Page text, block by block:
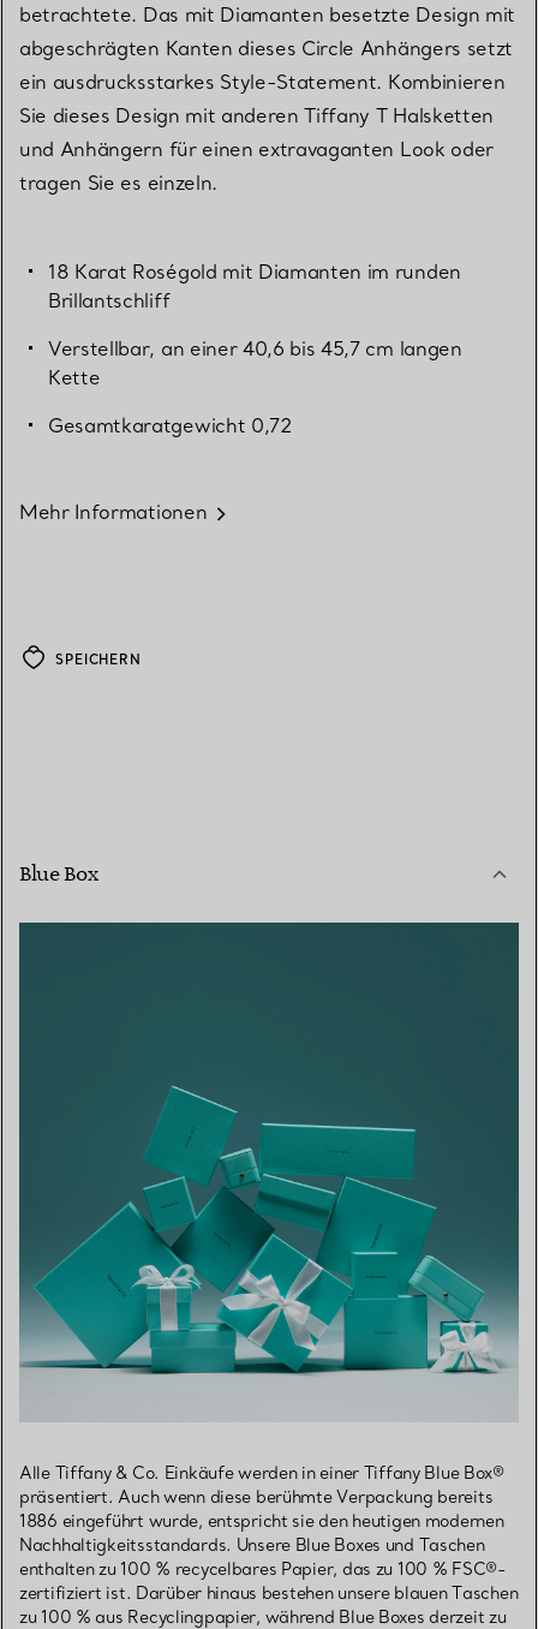
betrachtete. Das mit Diamanten besetzte Design mit
abgeschrägten Kanten dieses Circle Anhängers setzt
ein ausdrucksstarkes Style-Statement. Kombinieren
Sie dieses Design mit anderen Tiffany T Halsketten
und Anhängern für einen extravaganten Look oder
tragen Sie es einzeln.
18 Karat Roségold mit Diamanten im runden
Brillantschliff
Verstellbar, an einer 40,6 bis 45,7 cm langen
Kette
Gesamtkaratgewicht 0,72
Mehr Informationen
SPEICHERN
Blue Box
Alle Tiffany & Co. Einkäufe werden in einer Tiffany Blue Box®
präsentiert. Auch wenn diese berühmte Verpackung bereits
1886 eingeführt wurde, entspricht sie den heutigen modernen
Nachhaltigkeitsstandards. Unsere Blue Boxes und Taschen
enthalten zu 100 % recycelbares Papier, das zu 100 % FSC®-
zertifiziert ist. Darüber hinaus bestehen unsere blauen Taschen
zu 100 % aus Recyclingpapier, während Blue Boxes derzeit zu